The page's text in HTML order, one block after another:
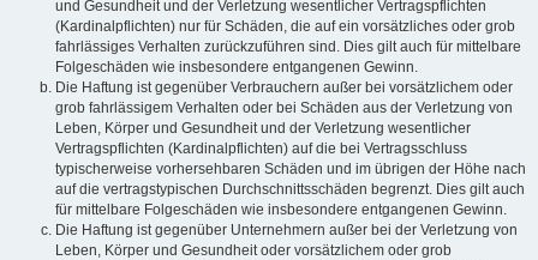
und Gesundheit und der Verletzung wesentlicher Vertragspflichten
(Kardinalpflichten) nur für Schäden, die auf ein vorsätzliches oder grob
fahrlässiges Verhalten zurückzuführen sind. Dies gilt auch für mittelbare
Folgeschäden wie insbesondere entgangenen Gewinn.
Die Haftung ist gegenüber Verbrauchern außer bei vorsätzlichem oder
grob fahrlässigem Verhalten oder bei Schäden aus der Verletzung von
Leben, Körper und Gesundheit und der Verletzung wesentlicher
Vertragspflichten (Kardinalpflichten) auf die bei Vertragsschluss
typischerweise vorhersehbaren Schäden und im übrigen der Höhe nach
auf die vertragstypischen Durchschnittsschäden begrenzt. Dies gilt auch
für mittelbare Folgeschäden wie insbesondere entgangenen Gewinn.
Die Haftung ist gegenüber Unternehmern außer bei der Verletzung von
Leben, Körper und Gesundheit oder vorsätzlichem oder grob